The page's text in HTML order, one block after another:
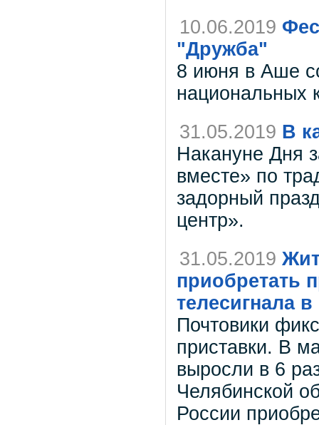
10.06.2019
"Дружба"
8 июня в Аше
национальных
31.05.2019 В
Накануне Дня
вместе» по
задорный
центр».
31.05.2019
приобретать
телесигнала
Почтовики
приставки. В
выросли в 6
Челябинской
России